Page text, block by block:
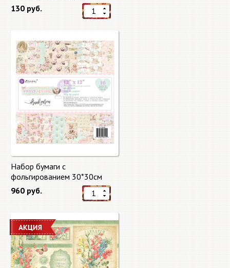
130 руб.
Набор бумаги с
фольгированием 30*30см
Сладкая весна "Sweet Spring"
8 листов Prima Marketing
960 руб.